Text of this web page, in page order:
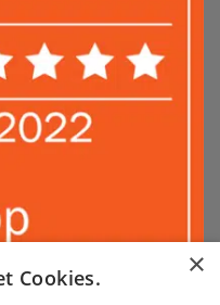
×
Cookies.